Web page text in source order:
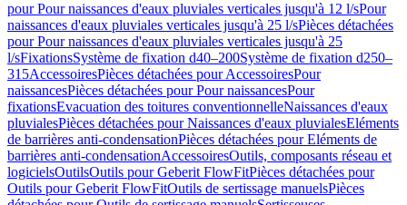
pour Pour naissances d'eaux pluviales verticales jusqu'à 12 l/sPour
naissances d'eaux pluviales verticales jusqu'à 25 l/sPièces détachées
pour Pour naissances d'eaux pluviales verticales jusqu'à 25
l/sFixationsSystème de fixation d40–200Système de fixation d250–
315AccessoiresPièces détachées pour AccessoiresPour
naissancesPièces détachées pour Pour naissancesPour
fixationsEvacuation des toitures conventionnelleNaissances d'eaux
pluvialesPièces détachées pour Naissances d'eaux pluvialesEléments
de barrières anti-condensationPièces détachées pour Eléments de
barrières anti-condensationAccessoiresOutils, composants réseau et
logicielsOutilsOutils pour Geberit FlowFitPièces détachées pour
Outils pour Geberit FlowFitOutils de sertissage manuelsPièces